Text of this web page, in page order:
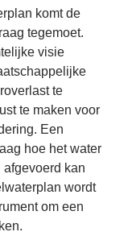
komt de
tegemoet.
visie
te
te maken voor
Een
hoe het water
kan
wordt
om een